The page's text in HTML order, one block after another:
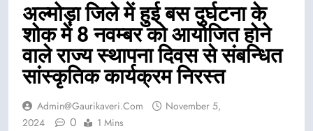
अल्मोड़ा जिले में हुई बस दुर्घटना के
शोक में 8 नवम्बर को आयोजित होने
वाले राज्य स्थापना दिवस से संबन्धित
सांस्कृतिक कार्यक्रम निरस्त
Admin@gaurikaveri.com
November 5,
2024
0 1 Mins